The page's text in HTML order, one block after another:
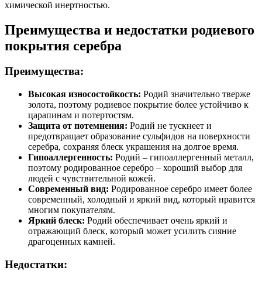
химической инертностью.
Преимущества и недостатки родиевого
покрытия серебра
Преимущества:
Высокая износостойкость: Родий значительно тверже
золота, поэтому родиевое покрытие более устойчиво к
царапинам и потертостям.
Защита от потемнения: Родий не тускнеет и
предотвращает образование сульфидов на поверхности
серебра, сохраняя блеск украшения на долгое время.
Гипоаллергенность: Родий – гипоаллергенный металл,
поэтому родированное серебро – хороший выбор для
людей с чувствительной кожей.
Современный вид: Родированное серебро имеет более
современный, холодный и яркий вид, который нравится
многим покупателям.
Яркий блеск: Родий обеспечивает очень яркий и
отражающий блеск, который может усилить сияние
драгоценных камней.
Недостатки: